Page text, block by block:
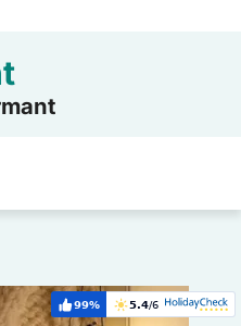
Weiterempfehlung:
99% Bewertung:
5.4/6